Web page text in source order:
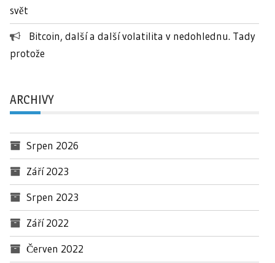
svět
Bitcoin, další a další volatilita v nedohlednu. Tady
protože
ARCHIVY
Srpen 2026
Září 2023
Srpen 2023
Září 2022
Červen 2022